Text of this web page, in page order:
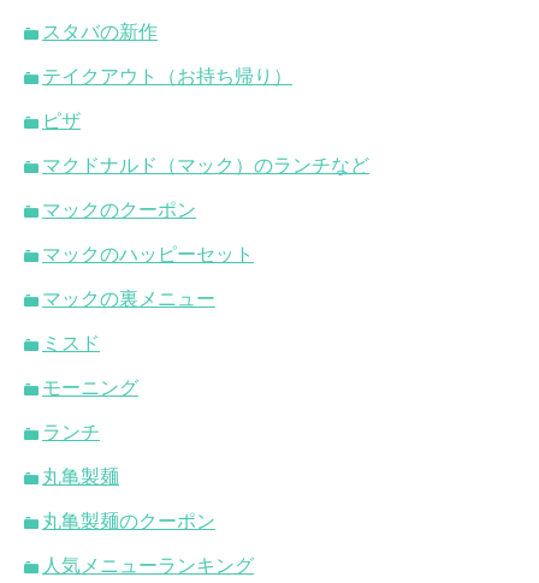
スタバの新作
テイクアウト（お持ち帰り）
ピザ
マクドナルド（マック）のランチなど
マックのクーポン
マックのハッピーセット
マックの裏メニュー
ミスド
モーニング
ランチ
丸亀製麺
丸亀製麺のクーポン
人気メニューランキング